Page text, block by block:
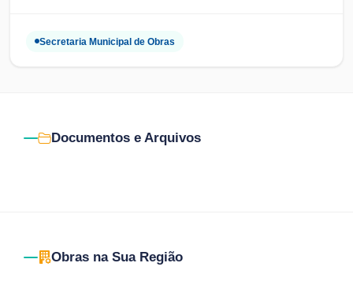
Secretaria Municipal de Obras
Documentos e Arquivos
Obras na Sua Região